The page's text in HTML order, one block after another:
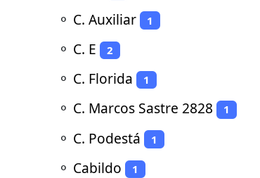
⚬ C. Auxiliar 1
⚬ C. E 2
⚬ C. Florida 1
⚬ C. Marcos Sastre 2828 1
⚬ C. Podestá 1
⚬ Cabildo 1